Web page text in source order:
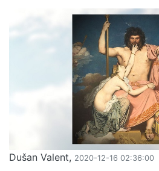
Dušan Valent, 2020-12-16 02:36:00